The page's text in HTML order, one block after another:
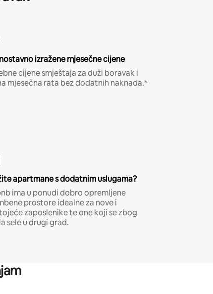
izražene mjesečne cijene
cijene smještaja za duži boravak i
mjesečna rata bez dodatnih naknada.*
apartmane s dodatnim uslugama?
ima u ponudi dobro opremljene
prostore idealne za nove i
zaposlenike te one koji se zbog
sele u drugi grad.